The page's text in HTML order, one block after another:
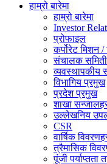
हाम्रो बारेमा
हाम्रो बारेमा
Investor
प्रोफाइल
कर्पोरेट मिशन
संचालक समिती
व्यवस्थापकीय
विभागिय प्रमुख
प्रदेश प्रमुख
शाखा
उल्लेखनिय
CSR
वार्षिक
त्रैमासिक
पूंजी पर्याप्तता